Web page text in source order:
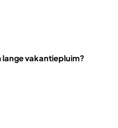
lange vakantiepluim?